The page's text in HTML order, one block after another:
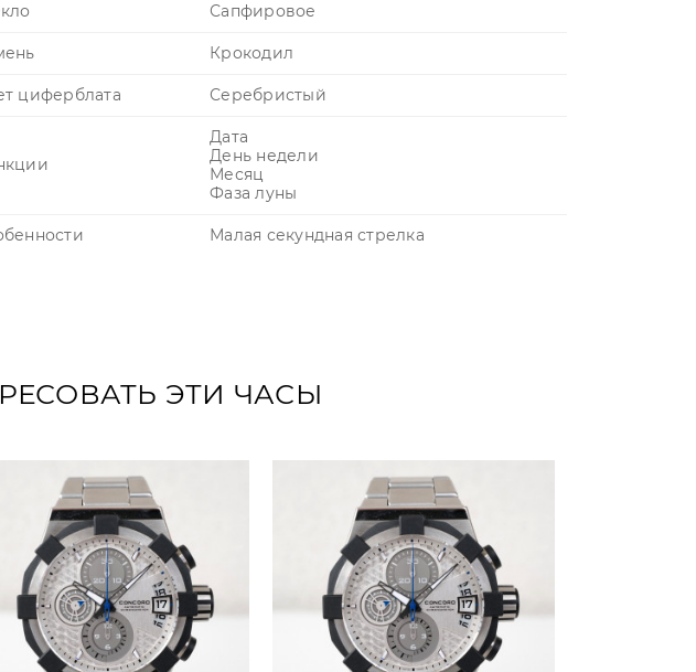
Сапфировое
Крокодил
циферблата Серебристый
Дата
День недели
Месяц
Фаза луны
Малая секундная стрелка
ЭТИ ЧАСЫ